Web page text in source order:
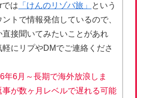
では 「けんのリゾバ旅」
という
ントで情報発信しているので、
直接聞いてみたいことがあれ
軽にリプやDMでご連絡くださ
年6月～長期で海外放浪しま
事が数ヶ月レベルで遅れる可能